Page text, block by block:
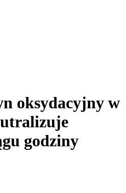
oksydacyjny w
godziny